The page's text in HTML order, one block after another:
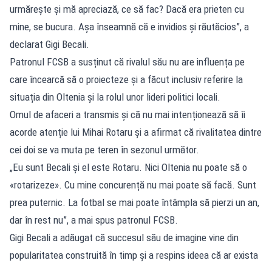
urmărește și mă apreciază, ce să fac? Dacă era prieten cu
mine, se bucura. Așa înseamnă că e invidios și răutăcios”, a
declarat Gigi Becali.
Patronul FCSB a susținut că rivalul său nu are influența pe
care încearcă să o proiecteze și a făcut inclusiv referire la
situația din Oltenia și la rolul unor lideri politici locali.
Omul de afaceri a transmis și că nu mai intenționează să îi
acorde atenție lui Mihai Rotaru și a afirmat că rivalitatea dintre
cei doi se va muta pe teren în sezonul următor.
„Eu sunt Becali și el este Rotaru. Nici Oltenia nu poate să o
«rotarizeze». Cu mine concurență nu mai poate să facă. Sunt
prea puternic. La fotbal se mai poate întâmpla să pierzi un an,
dar în rest nu”, a mai spus patronul FCSB.
Gigi Becali a adăugat că succesul său de imagine vine din
popularitatea construită în timp și a respins ideea că ar exista